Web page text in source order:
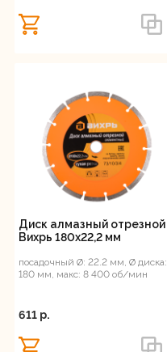
Диск алмазный отрезной
Вихрь 180х22,2 мм
посадочный Ø: 22.2 мм, Ø диска:
180 мм, макс: 8 400 об/мин
611 p.